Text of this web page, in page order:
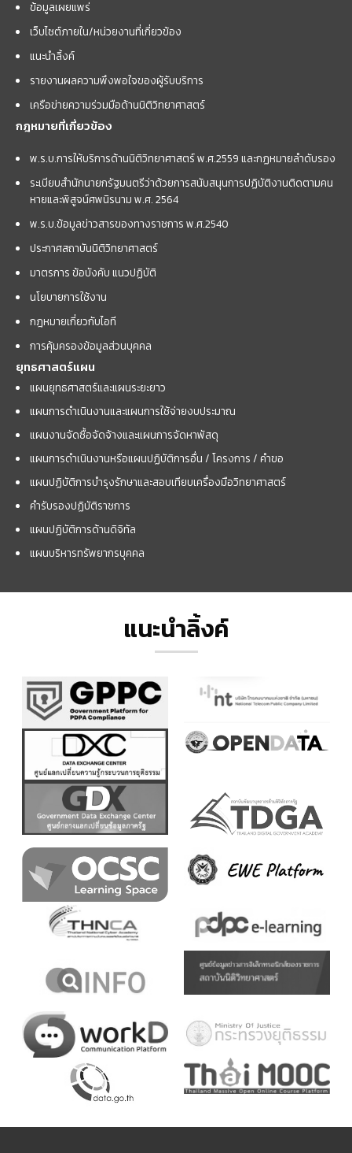
ข้อมูลเผยแพร่
เว็บไซต์ภายใน/หน่วยงานที่เกี่ยวข้อง
แนะนำลิ้งค์
รายงานผลความพึงพอใจของผู้รับบริการ
เครือข่ายความร่วมมือด้านนิติวิทยาศาสตร์
กฎหมายที่เกี่ยวข้อง
พ.ร.บ.การให้บริการด้านนิติวิทยาศาสตร์ พ.ศ.2559 และกฏหมายลำดับรอง
ระเบียบสำนักนายกรัฐมนตรีว่าด้วยการสนับสนุนการปฏิบัติงานติดตามคน
หายและพิสูจน์ศพนิรนาม พ.ศ. 2564
พ.ร.บ.ข้อมูลข่าวสารของทางราชการ พ.ศ.2540
ประกาศสถาบันนิติวิทยาศาสตร์
มาตรการ ข้อบังคับ แนวปฏิบัติ
นโยบายการใช้งาน
กฎหมายเกี่ยวกับไอที
การคุ้มครองข้อมูลส่วนบุคคล
ยุทธศาสตร์แผน
แผนยุทธศาสตร์และแผนระยะยาว
แผนการดำเนินงานและแผนการใช้จ่ายงบประมาณ
แผนงานจัดซื้อจัดจ้างและแผนการจัดหาพัสดุ
แผนการดำเนินงานหรือแผนปฏิบัติการอื่น / โครงการ / คำขอ
แผนปฏิบัติการบำรุงรักษาและสอบเทียบเครื่องมือวิทยาศาสตร์
คำรับรองปฏิบัติราชการ
แผนปฏิบัติการด้านดิจิทัล
แผนบริหารทรัพยากรบุคคล
แนะนำลิ้งค์